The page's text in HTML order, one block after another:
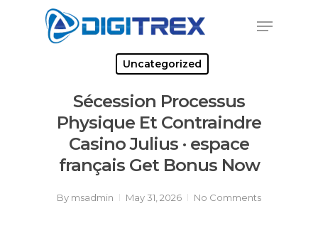
Menu
Uncategorized
Sécession Processus
Physique Et Contraindre
Casino Julius · espace
français Get Bonus Now
By msadmin May 31, 2026 No Comments